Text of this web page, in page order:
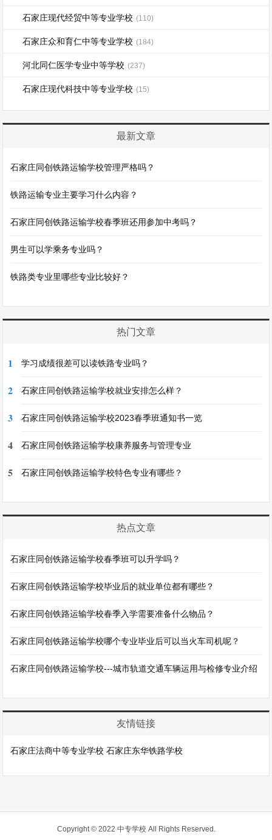
石家庄现代经贸中等专业学校 (110)
石家庄众和育仁中等专业学校 (184)
河北同仁医学专业中等学校 (237)
石家庄现代科技中等专业学校 (15)
最新文章
石家庄同创铁路运输学校管理严格吗？
铁路运输专业主要学习什么内容？
石家庄同创铁路运输学校春季班还用参加中考吗？
男生可以学乘务专业吗？
铁路类专业里哪些专业比较好？
热门文章
1 学习成绩很差可以读铁路专业吗？
2 石家庄同创铁路运输学校就业安排怎么样？
3 石家庄同创铁路运输学校2023春季班通知书一览
4 石家庄同创铁路运输学校康养服务与管理专业
5 石家庄同创铁路运输学校特色专业有哪些？
热点文章
石家庄同创铁路运输学校春季班可以升学吗？
石家庄同创铁路运输学校毕业后的就业单位都有哪些？
石家庄同创铁路运输学校春季入学需要准备什么物品？
石家庄同创铁路运输学校哪个专业毕业后可以当火车司机呢？
石家庄同创铁路运输学校---城市轨道交通车辆运用与检修专业介绍
友情链接
石家庄法商中等专业学校 石家庄东华铁路学校
Copyright © 2022 中专学校 All Rights Reserved.